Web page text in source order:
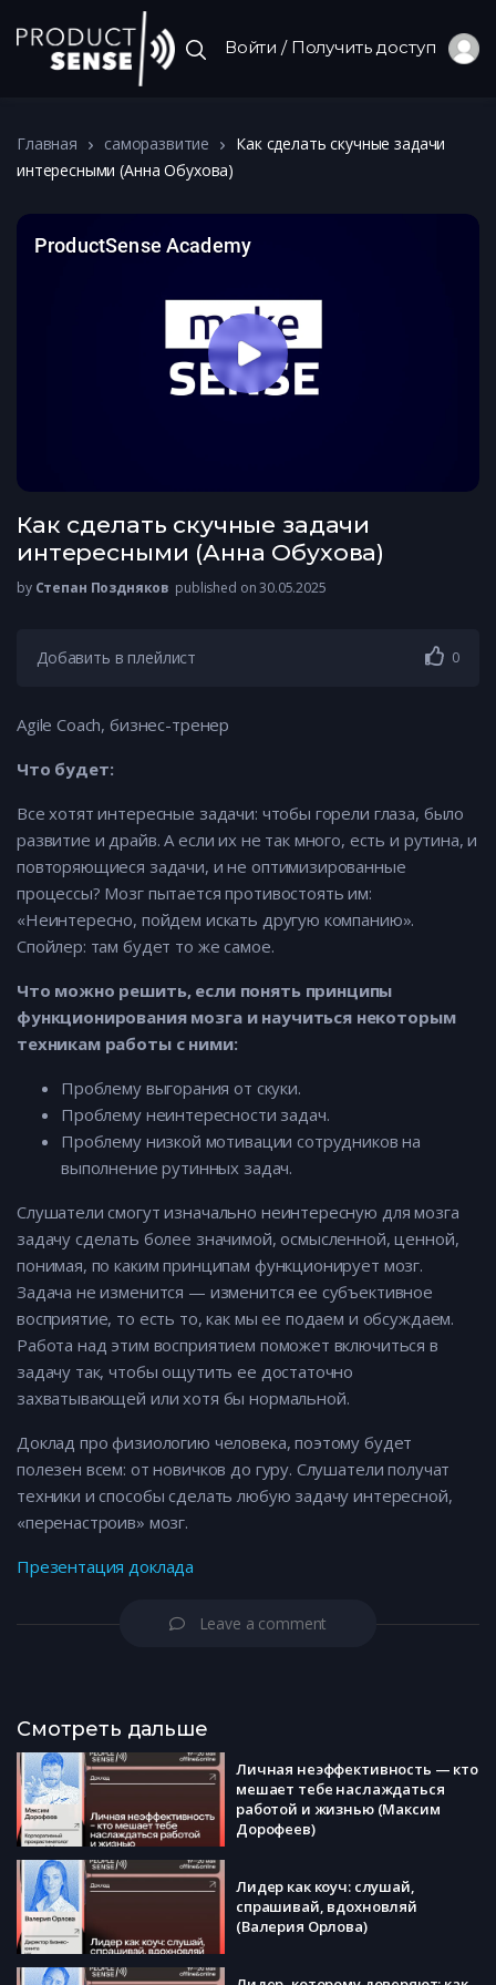
Войти / Получить доступ
Главная саморазвитие
Как сделать скучные задачи
интересными (Анна Обухова)
Как сделать скучные задачи
интересными (Анна Обухова)
by Степан Поздняков published on 30.05.2025
Добавить в плейлист 0
Agile Coach, бизнес-тренер
Что будет:
Все хотят интересные задачи: чтобы горели глаза, было
развитие и драйв. А если их не так много, есть и рутина, и
повторяющиеся задачи, и не оптимизированные
процессы? Мозг пытается противостоять им:
«Неинтересно, пойдем искать другую компанию».
Спойлер: там будет то же самое.
Что можно решить, если понять принципы
функционирования мозга и научиться некоторым
техникам работы с ними:
Проблему выгорания от скуки.
Проблему неинтересности задач.
Проблему низкой мотивации сотрудников на
выполнение рутинных задач.
Слушатели смогут изначально неинтересную для мозга
задачу сделать более значимой, осмысленной, ценной,
понимая, по каким принципам функционирует мозг.
Задача не изменится — изменится ее субъективное
восприятие, то есть то, как мы ее подаем и обсуждаем.
Работа над этим восприятием поможет включиться в
задачу так, чтобы ощутить ее достаточно
захватывающей или хотя бы нормальной.
Доклад про физиологию человека, поэтому будет
полезен всем: от новичков до гуру. Слушатели получат
техники и способы сделать любую задачу интересной,
«перенастроив» мозг.
Презентация доклада
Leave a comment
Смотреть дальше
Личная неэффективность — кто
мешает тебе наслаждаться
работой и жизнью (Максим
Дорофеев)
Лидер как коуч: слушай,
спрашивай, вдохновляй
(Валерия Орлова)